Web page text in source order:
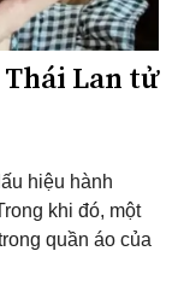
Lan tử
hiệu hành
khi đó, một
quần áo của